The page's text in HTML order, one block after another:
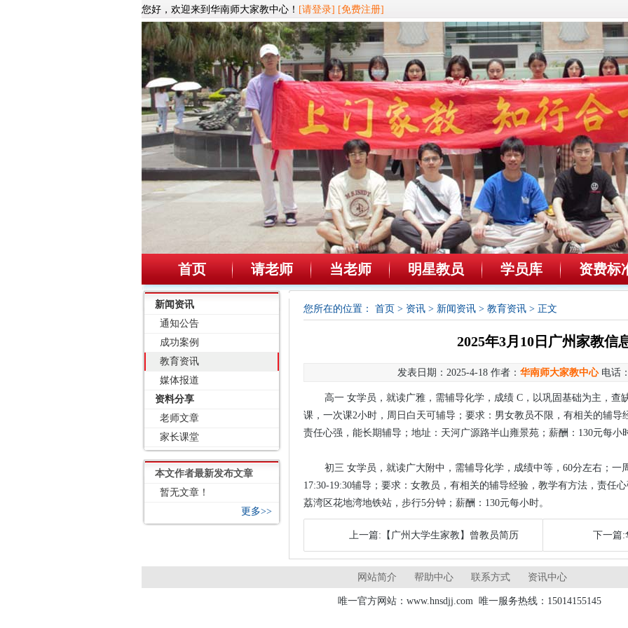
您好，欢迎来到华南师大家教中心！ [请登录] [免费注册]
首页 请老师 当老师 明星教员 学员库 资费标
新闻资讯
通知公告
成功案例
教育资讯
媒体报道
资料分享
老师文章
家长课堂
本文作者最新发布文章
暂无文章！
更多>>
您所在的位置： 首页 > 资讯 > 新闻资讯 > 教育资讯 > 正文
2025年3月10日广州家教信
发表日期：2025-4-18 作者： 华南师大家教中心电话
高一 女学员，就读广雅，需辅导化学，成绩 C，以巩固基础为主，查
课，一次课2小时，周日白天可辅导；要求：男女教员不限，有相关的辅导
责任心强，能长期辅导；地址：天河广源路半山雍景苑；薪酬：130元每小
初三 女学员，就读广大附中，需辅导化学，成绩中等，60分左右；一
17:30-19:30辅导；要求：女教员，有相关的辅导经验，教学有方法，责任
荔湾区花地湾地铁站，步行5分钟；薪酬：130元每小时。
上一篇:【广州大学生家教】曾教员简历 下一篇:
网站简介 帮助中心 联系方式 资讯中心
唯一官方网站：www.hnsdjj.com 唯一服务热线：15014155145